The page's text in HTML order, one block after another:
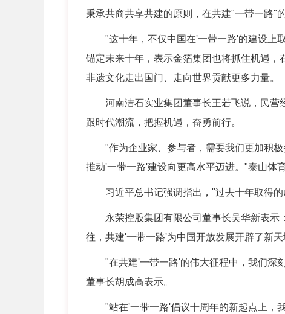
秉承共商共享共建的原则，在共建"一带一路"
"这十年，不仅中国在'一带一路'的建设上取
锚定未来十年，表示金箔集团也将抓住机遇
非遗文化走出国门、走向世界贡献更多力量。
河南洁石实业集团董事长王若飞说，民营
跟时代潮流，把握机遇，奋勇前行。
"作为企业家、参与者，需要我们更加积极
推动'一带一路'建设向更高水平迈进。"泰山体
习近平总书记强调指出，"过去十年取得的
永荣控股集团有限公司董事长吴华新表示
往，共建'一带一路'为中国开放发展开辟了新
"在共建'一带一路'的伟大征程中，我们深刻
董事长胡成高表示。
"站在'一带一路'倡议十周年的新起点上，我